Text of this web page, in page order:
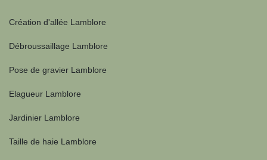
Création d'allée Lamblore
Débroussaillage Lamblore
Pose de gravier Lamblore
Elagueur Lamblore
Jardinier Lamblore
Taille de haie Lamblore